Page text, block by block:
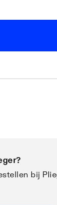
?
bij